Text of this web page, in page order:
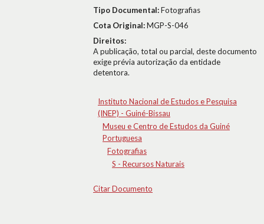
Tipo Documental:Fotografias
Cota Original:MGP-S-046
Direitos:
A publicação, total ou parcial, deste documento
exige prévia autorização da entidade
detentora.
Instituto Nacional de Estudos e Pesquisa
(INEP) - Guiné-Bissau
Museu e Centro de Estudos da Guiné
Portuguesa
Fotografias
S - Recursos Naturais
Citar Documento